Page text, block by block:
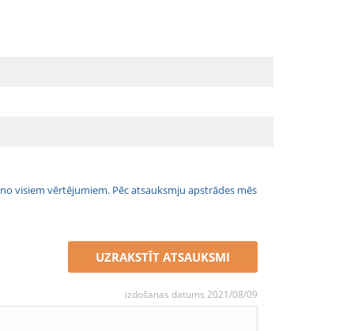
visiem vērtējumiem. Pēc atsauksmju apstrādes mēs
UZRAKSTĪT ATSAUKSMI
izdošanas datums 2021/08/09